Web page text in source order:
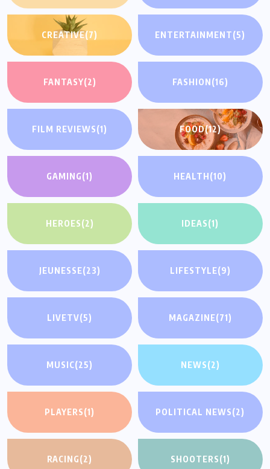
CREATIVE(7) ENTERTAINMENT(5)
FANTASY(2) FASHION(16)
FILM REVIEWS(1) FOOD(12)
GAMING(1) HEALTH(10)
HEROES(2) IDEAS(1)
JEUNESSE(23) LIFESTYLE(9)
LIVETV(5) MAGAZINE(71)
MUSIC(25) NEWS(2)
PLAYERS(1) POLITICAL NEWS(2)
RACING(2) SHOOTERS(1)